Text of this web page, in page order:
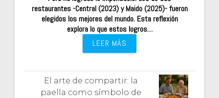
restaurantes -Central (2023) y Maido (2025)- fueron
elegidos los mejores del mundo. Esta reflexión
explora lo que estos logros…
LEER MÁS
El arte de compartir: la
paella como símbolo de